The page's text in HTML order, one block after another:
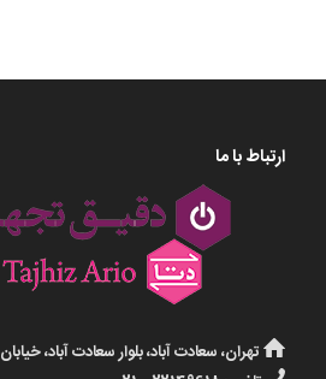
ارتباط با ما
تهران، سعادت آباد، بلوار سعادت آباد، خیابان ۳۴ ام، پلاک ۷۶، واحد ۱۴